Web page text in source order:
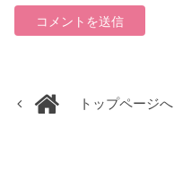
トップページへ